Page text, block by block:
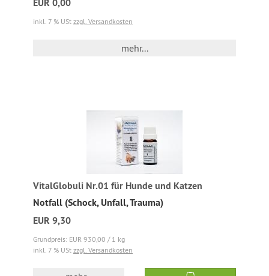
EUR 0,00
inkl. 7 % USt zzgl. Versandkosten
mehr...
VitalGlobuli Nr.01 für Hunde und Katzen
Notfall (Schock, Unfall, Trauma)
EUR 9,30
Grundpreis: EUR 930,00 / 1 kg
inkl. 7 % USt zzgl. Versandkosten